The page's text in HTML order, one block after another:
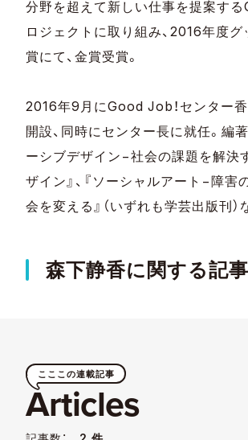
分野を超えて新しい仕事を提案す
ロジェクトに取り組み、2016年度グ
賞にて、金賞受賞。
2016年9月にGood Job！センター
開設、同時にセンター長に就任。編
ーシブデザイン−社会の課題を解決
ザイン』、『ソーシャルアート−障害
会を変える』（いずれも学芸出版刊）
森下静香に関する記事
こここの連載記事
Articles